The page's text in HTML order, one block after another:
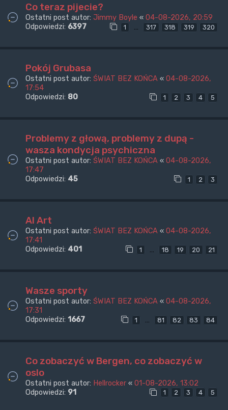
Co teraz pijecie?
Ostatni post autor: Jimmy Boyle « 04-08-2026, 20:59
Odpowiedzi: 6397 1 … 317 318 319 320
Pokój Grubasa
Ostatni post autor: ŚWIAT BEZ KOŃCA « 04-08-2026,
17:54
Odpowiedzi: 80 1 2 3 4 5
Problemy z głową, problemy z dupą -
wasza kondycja psychiczna
Ostatni post autor: ŚWIAT BEZ KOŃCA « 04-08-2026,
17:47
Odpowiedzi: 45 1 2 3
AI Art
Ostatni post autor: ŚWIAT BEZ KOŃCA « 04-08-2026,
17:41
Odpowiedzi: 401 1 … 18 19 20 21
Wasze sporty
Ostatni post autor: ŚWIAT BEZ KOŃCA « 04-08-2026,
17:31
Odpowiedzi: 1667 1 … 81 82 83 84
Co zobaczyć w Bergen, co zobaczyć w
oslo
Ostatni post autor: Hellrocker « 01-08-2026, 13:02
Odpowiedzi: 91 1 2 3 4 5